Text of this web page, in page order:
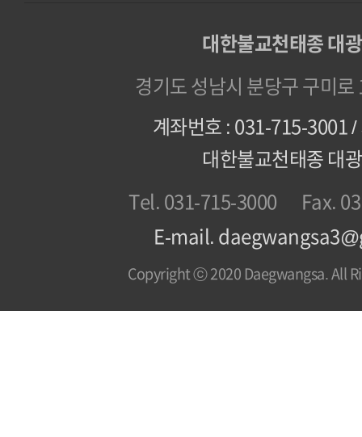
대한불교천태종 대
경기도 성남시 분당구 구미로
계좌번호 : 031-715-3001 /
대한불교천태종 대
Tel. 031-715-3000
Fax.
E-mail.
Copyright ⓒ 2020 Daegwangsa. All